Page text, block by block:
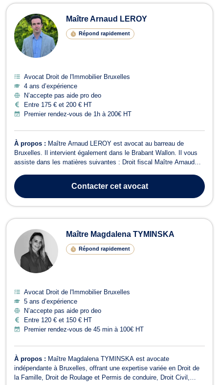
Maître Arnaud LEROY
Répond rapidement
Avocat Droit de l'Immobilier Bruxelles
4 ans d’expérience
N’accepte pas aide pro deo
Entre 175 € et 200 € HT
Premier rendez-vous de 1h à 200€ HT
À propos : Maître Arnaud LEROY est avocat au barreau de
Bruxelles. Il intervient également dans le Brabant Wallon. Il vous
assiste dans les matières suivantes : Droit fiscal Maître Arnaud
international. Entre autres : Fiscalité des revenus mobiliers.Impôt
des sociétés.Fi...
Contactercet avocat
Maître Magdalena TYMINSKA
Répond rapidement
Avocat Droit de l'Immobilier Bruxelles
5 ans d’expérience
N’accepte pas aide pro deo
Entre 120 € et 150 € HT
Premier rendez-vous de 45 min à 100€ HT
À propos : Maître Magdalena TYMINSKA est avocate
indépendante à Bruxelles, offrant une expertise variée en Droit de
la Famille, Droit de Roulage et Permis de conduire, Droit Civil,